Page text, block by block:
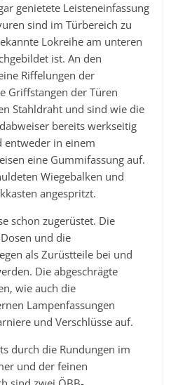
genietete Leisteneinfassung
sind im Türbereich zu
Lokreihe am unteren
ist. An den
Riffelungen der
Griffstangen der Türen
Stahldraht und sind wie die
bereits werkseitig
entweder in einem
eine Gummifassung auf.
Wiegebalken und
angespritzt.
schon zugerüstet. Die
und die
als Zurüstteile bei und
Die abgeschrägte
wie auch die
Lampenfassungen
und Verschlüsse auf.
durch die Rundungen im
und der feinen